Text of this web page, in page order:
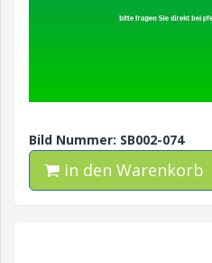
Bild Nummer: SB002-074
in den Warenkorb